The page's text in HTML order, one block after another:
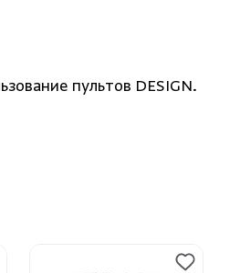
пультов DESIGN.